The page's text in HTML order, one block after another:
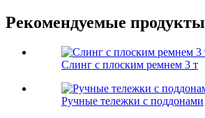
Рекомендуемые продукты
Слинг с плоским ремнем 3 т
Ручные тележки с поддонами